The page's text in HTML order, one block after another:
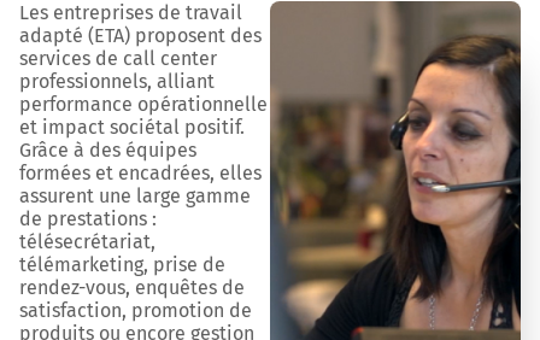
Les entreprises de travail
adapté (ETA) proposent des
services de call center
professionnels, alliant
performance opérationnelle
et impact sociétal positif.
Grâce à des équipes
formées et encadrées, elles
assurent une large gamme
de prestations :
télésecrétariat,
télémarketing, prise de
rendez-vous, enquêtes de
satisfaction, promotion de
produits ou encore gestion